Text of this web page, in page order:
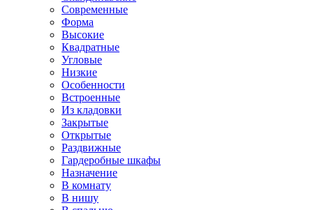
Современные
Форма
Высокие
Квадратные
Угловые
Низкие
Особенности
Встроенные
Из кладовки
Закрытые
Открытые
Раздвижные
Гардеробные шкафы
Назначение
В комнату
В нишу